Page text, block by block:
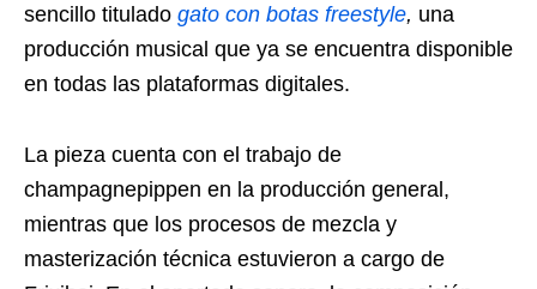
sencillo titulado gato con botas freestyle, una
producción musical que ya se encuentra disponible
en todas las plataformas digitales.
La pieza cuenta con el trabajo de
champagnepippen en la producción general,
mientras que los procesos de mezcla y
masterización técnica estuvieron a cargo de